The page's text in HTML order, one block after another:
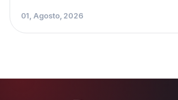
01, Agosto, 2026